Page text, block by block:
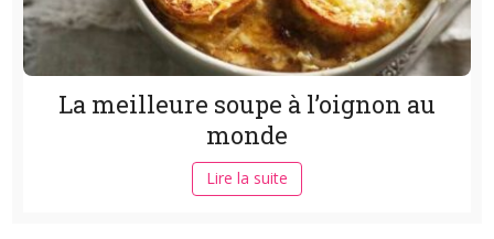
La meilleure soupe à l’oignon au
monde
Lire la suite